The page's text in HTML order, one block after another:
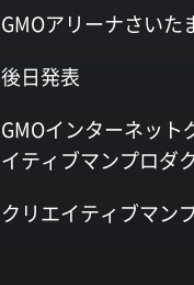
GMOアリーナさいた
後日発表
GMOインターネッ
イティブマンプロダ
クリエイティブマン